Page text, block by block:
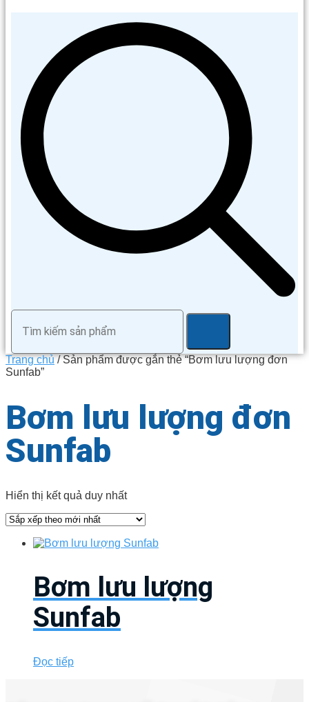
Trang chủ/ Sản phẩm được gắn thẻ “Bơm lưu lượng đơn
Sunfab”
Bơm lưu lượng đơn
Sunfab
Hiển thị kết quả duy nhất
Bơm lưu lượng
Sunfab
Đọc tiếp